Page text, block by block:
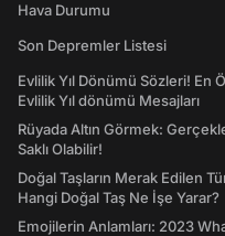
Hava Durumu
Son Depremler Listesi
Evlilik Yıl Dönümü Sözleri! En
Evlilik Yıl dönümü Mesajları
Rüyada Altın Görmek:
Saklı Olabilir!
Doğal Taşların Merak Edilen
Hangi Doğal Taş Ne İşe Yarar?
Emojilerin Anlamları: 2023